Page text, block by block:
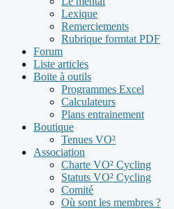
Lexique
Remerciements
Rubrique formtat PDF
Forum
Liste articles
Boite à outils
Programmes Excel
Calculateurs
Plans entrainement
Boutique
Tenues VO²
Association
Charte VO² Cycling
Statuts VO² Cycling
Comité
Où sont les membres ?